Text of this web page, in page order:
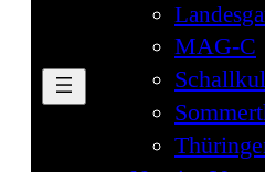
MAG-C